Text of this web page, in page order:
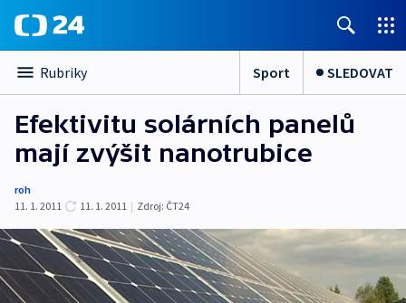
Rubriky Sport SLEDOVAT
Efektivitu solárních panelů
mají zvýšit nanotrubice
roh
11. 1. 2011
11. 1. 2011 | Zdroj: ČT24